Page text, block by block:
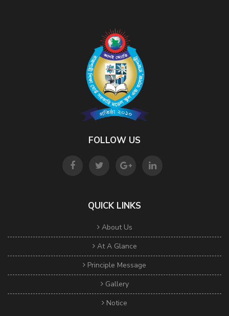
FOLLOW US
QUICK LINKS
About Us
At A Glance
Principle Message
Gallery
Notice